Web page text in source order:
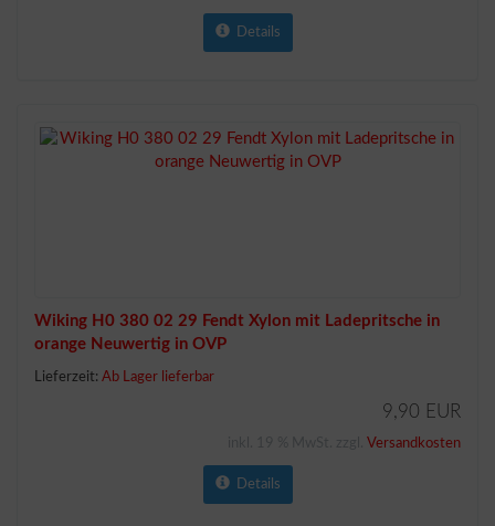
Details
Wiking H0 380 02 29 Fendt Xylon mit Ladepritsche in
orange Neuwertig in OVP
Lieferzeit: Ab Lager lieferbar
9,90 EUR
Versandkosten
Details